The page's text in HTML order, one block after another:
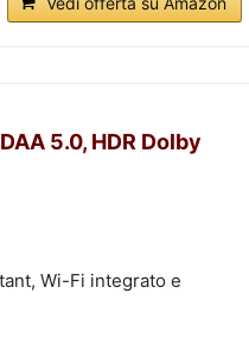
5.0, HDR Dolby
Wi-Fi integrato e